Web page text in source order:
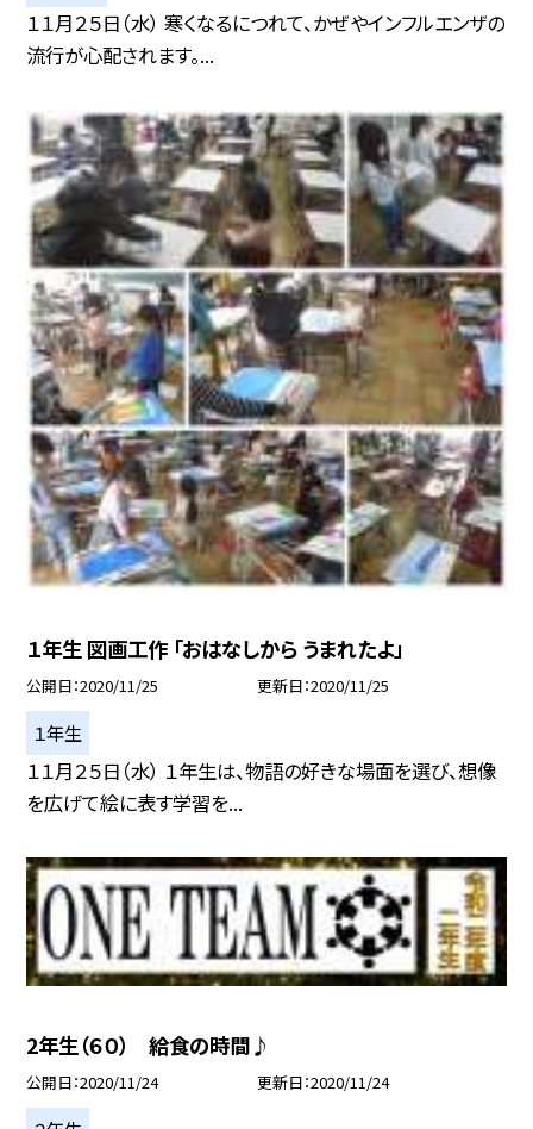
１１月２５日（水） 寒くなるにつれて、かぜやインフルエンザの
流行が心配されます。...
１年生 図画工作 「おはなしから うまれたよ」
公開日 2020/11/25 更新日 2020/11/25
１年生
１１月２５日（水） １年生は、物語の好きな場面を選び、想像
を広げて絵に表す学習を...
2年生（６０） 給食の時間♪
公開日 2020/11/24 更新日 2020/11/24